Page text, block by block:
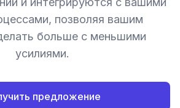
позволяя вашим
больше с меньшими
усилиями.
предложение